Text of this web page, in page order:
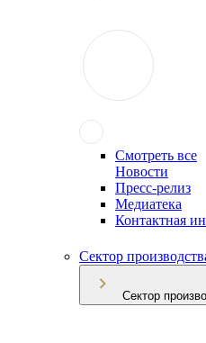
Смотреть все
Новости
Пресс-релиз
Медиатека
Контактная
Сектор
Сектор